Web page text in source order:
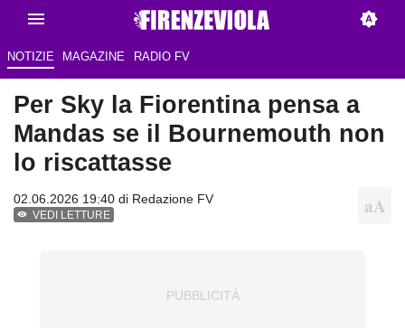
NOTIZIE MAGAZINE RADIO FV
Per Sky la Fiorentina pensa a
Mandas se il Bournemouth non
lo riscattasse
02.06.2026 19:40 di Redazione FV
VEDI LETTURE